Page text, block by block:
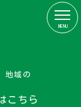
地域の
こちら
MENU